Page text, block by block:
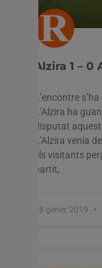
Alzira 1 – 0
L’encontre
L’Alzira ha
disputat
L’Alzira venia
els visitants
partit,
28 gener, 2019